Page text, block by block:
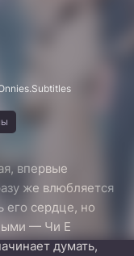
впервые
же влюбляется
его сердце, но
— Чи Е
думать,